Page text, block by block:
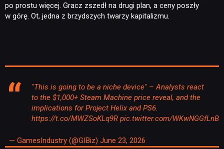
po prostu więcej. Gracz zszedł na drugi plan, a ceny poszły
w górę. Ot, jedna z brzydszych twarzy kapitalizmu.
"This is going to be a niche device" – Analysts react
to the $1,000+ Steam Machine price reveal, and the
implications for Project Helix and PS6.
https://t.co/MWZSoKLq9R pic.twitter.com/WKwNGGfLnB
— GamesIndustry (@GIBiz) June 23, 2026